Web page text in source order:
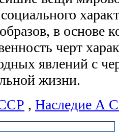
в основе
черт
явлений с
жизни.
, Наследие А